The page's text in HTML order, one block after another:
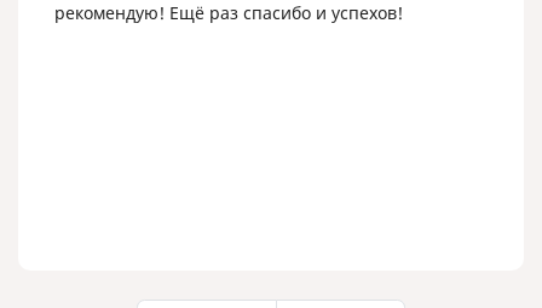
рекомендую! Ещё раз спасибо и успехов!